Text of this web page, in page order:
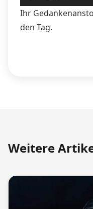
Player
Ihr
den Tag.
Weitere